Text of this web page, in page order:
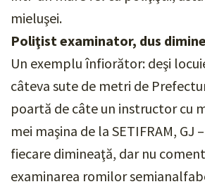
mieluşei.
Poliţist examinator, dus
Un exemplu înfiorător: deşi
câteva sute de metri de
poartă de câte un instructor cu
mei maşina de la SETIFRAM,
fiecare dimineaţă, dar nu
examinarea romilor